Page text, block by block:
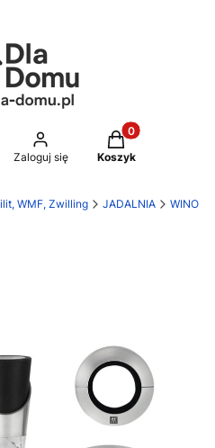
wyszukiwarkę
Zaloguj się
Produkty w
Koszyk
WMF, Zwilling JADALNIA WINO &